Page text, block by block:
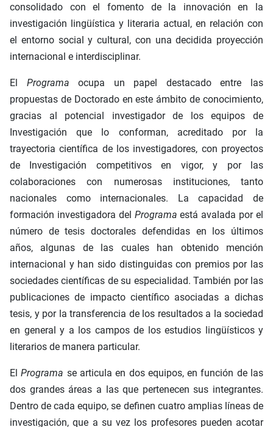
consolidado con el fomento de la innovación en la
investigación lingüística y literaria actual, en relación con
el entorno social y cultural, con una decidida proyección
internacional e interdisciplinar.
El Programa ocupa un papel destacado entre las
propuestas de Doctorado en este ámbito de conocimiento,
gracias al potencial investigador de los equipos de
Investigación que lo conforman, acreditado por la
trayectoria científica de los investigadores, con proyectos
de Investigación competitivos en vigor, y por las
colaboraciones con numerosas instituciones, tanto
nacionales como internacionales. La capacidad de
formación investigadora del Programaestá avalada por el
número de tesis doctorales defendidas en los últimos
años, algunas de las cuales han obtenido mención
internacional y han sido distinguidas con premios por las
sociedades científicas de su especialidad. También por las
publicaciones de impacto científico asociadas a dichas
tesis, y por la transferencia de los resultados a la sociedad
en general y a los campos de los estudios lingüísticos y
literarios de manera particular.
ElPrograma se articula en dos equipos, en función de las
dos grandes áreas a las que pertenecen sus integrantes.
Dentro de cada equipo, se definen cuatro amplias líneas de
investigación, que a su vez los profesores pueden acotar